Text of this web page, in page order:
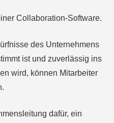
Collaboration-Software.
des Unternehmens
ist und zuverlässig ins
wird, können Mitarbeiter
dafür, ein